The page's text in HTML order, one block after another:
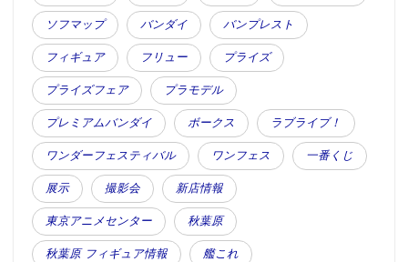
ソフマップ バンダイ バンプレスト
フィギュア フリュー プライズ
プライズフェア プラモデル
プレミアムバンダイ ボークス ラブライブ！
ワンダーフェスティバル ワンフェス 一番くじ
展示 撮影会 新店情報
東京アニメセンター 秋葉原
秋葉原 フィギュア情報 艦これ